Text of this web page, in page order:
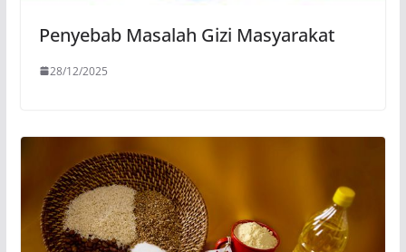
Penyebab Masalah Gizi Masyarakat
28/12/2025